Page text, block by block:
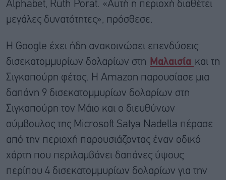
Alphabet, Ruth Porat. «Αυτή η περιοχή διαθέτει
μεγάλες δυνατότητες», πρόσθεσε.
Η Google έχει ήδη ανακοινώσει επενδύσεις
δισεκατομμυρίων δολαρίων στη
Μαλαισία και τη
Σιγκαπούρη φέτος. Η Amazon παρουσίασε μια
δαπάνη 9 δισεκατομμυρίων δολαρίων στη
Σιγκαπούρη τον Μάιο και ο διευθύνων
σύμβουλος της Microsoft Satya Nadella πέρασε
από την περιοχή παρουσιάζοντας έναν οδικό
χάρτη που περιλαμβάνει δαπάνες ύψους
περίπου 4 δισεκατομμυρίων δολαρίων για την